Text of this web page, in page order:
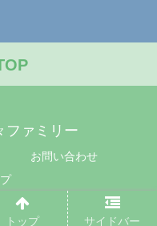
ファミリー
お問い合わせ
々ファミリー.
トップ サイドバー